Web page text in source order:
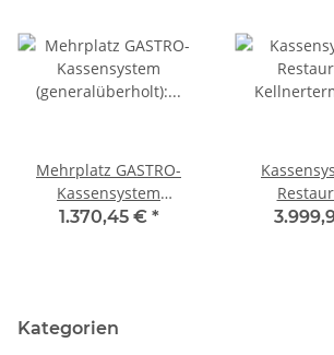
Mehrplatz GASTRO-
Kassensystem
(generalüberholt):
1.370,45 € *
Kategorien